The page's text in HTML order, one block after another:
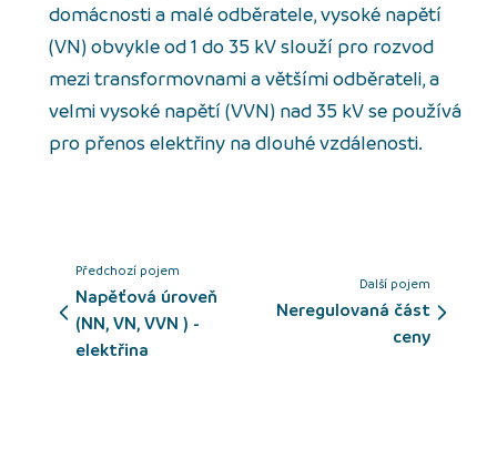
domácnosti a malé odběratele, vysoké napětí
(VN) obvykle od 1 do 35 kV slouží pro rozvod
mezi transformovnami a většími odběrateli, a
velmi vysoké napětí (VVN) nad 35 kV se používá
pro přenos elektřiny na dlouhé vzdálenosti.
Předchozí pojem
Napěťová úroveň
(NN, VN, VVN ) -
elektřina
Další pojem
neregulovaná část
ceny